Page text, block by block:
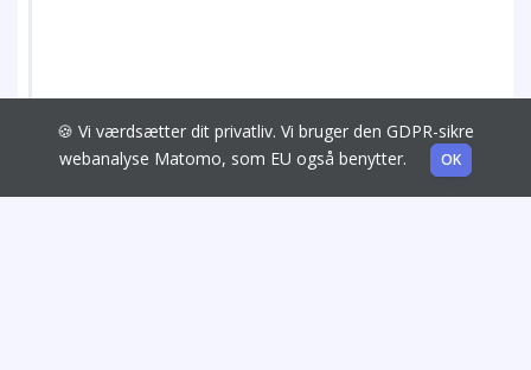
🍪 Vi værdsætter dit privatliv. Vi bruger den GDPR-sikre
webanalyse Matomo, som EU også benytter.
OK